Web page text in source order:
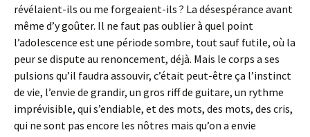
révélaient-ils ou me forgeaient-ils ? La désespérance avant
même d’y goûter. Il ne faut pas oublier à quel point
l’adolescence est une période sombre, tout sauf futile, où la
peur se dispute au renoncement, déjà. Mais le corps a ses
pulsions qu’il faudra assouvir, c’était peut-être ça l’instinct
de vie, l’envie de grandir, un gros riff de guitare, un rythme
imprévisible, qui s’endiable, et des mots, des mots, des cris,
qui ne sont pas encore les nôtres mais qu’on a envie